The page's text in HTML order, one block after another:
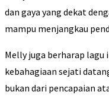
dan gaya yang dekat
mampu menjangkau
Melly juga berharap lagu
kebahagiaan sejati
bukan dari pencapaian